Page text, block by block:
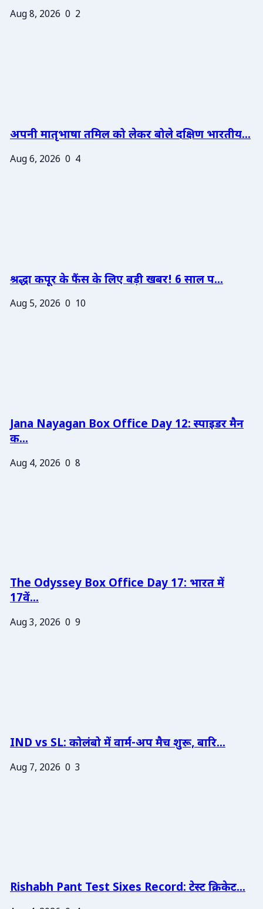
Aug 8, 2026 0 2
अपनी मातृभाषा तमिल को लेकर बोले दक्षिण भारतीय...
Aug 6, 2026 0 4
श्रद्धा कपूर के फैंस के लिए बड़ी खबर! 6 साल प...
Aug 5, 2026 0 10
Jana Nayagan Box Office Day 12: स्पाइडर मैन
क...
Aug 4, 2026 0 8
The Odyssey Box Office Day 17: भारत में
17वें...
Aug 3, 2026 0 9
IND vs SL: कोलंबो में वार्म-अप मैच शुरू, बारि...
Aug 7, 2026 0 3
Rishabh Pant Test Sixes Record: टेस्ट क्रिकेट...